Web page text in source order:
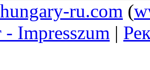
ru.com (
- Impresszum |